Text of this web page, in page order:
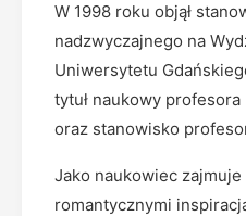
W 1998 roku objął
nadzwyczajnego na
Uniwersytetu
tytuł naukowy
oraz stanowisko
Jako naukowiec
romantycznymi